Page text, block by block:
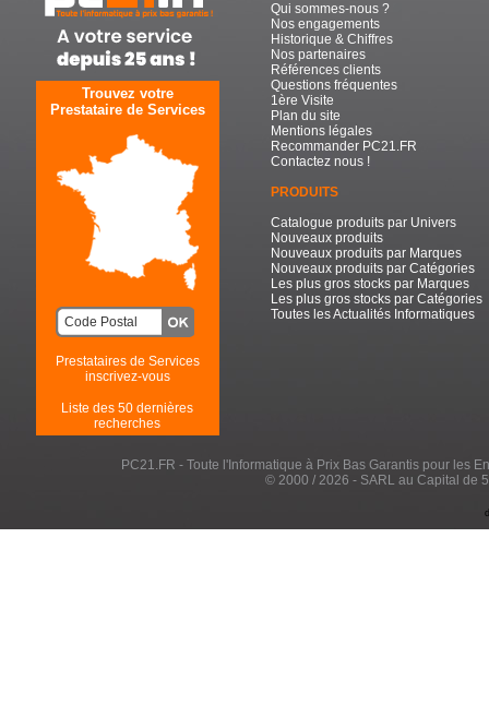
Trouvez votre
Prestataire de Services
Prestataires de Services
inscrivez-vous
Liste des 50 dernières
recherches
Qui sommes-nous ?
Nos engagements
Historique & Chiffres
Nos partenaires
Références clients
Questions fréquentes
1ère Visite
Plan du site
Mentions légales
Recommander PC21.FR
Contactez nous !
PRODUITS
Catalogue produits par Univers
Nouveaux produits
Nouveaux produits par Marques
Nouveaux produits par Catégories
Les plus gros stocks par Marques
Les plus gros stocks par Catégories
Toutes les Actualités Informatiques
PC21.FR - Toute l'Informatique à Prix Bas Garantis pour les
© 2000 / 2026 - SARL au Capital de